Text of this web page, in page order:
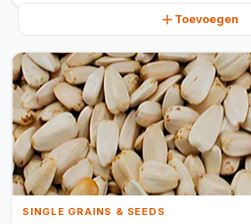
Toevoegen
SINGLE GRAINS & SEEDS